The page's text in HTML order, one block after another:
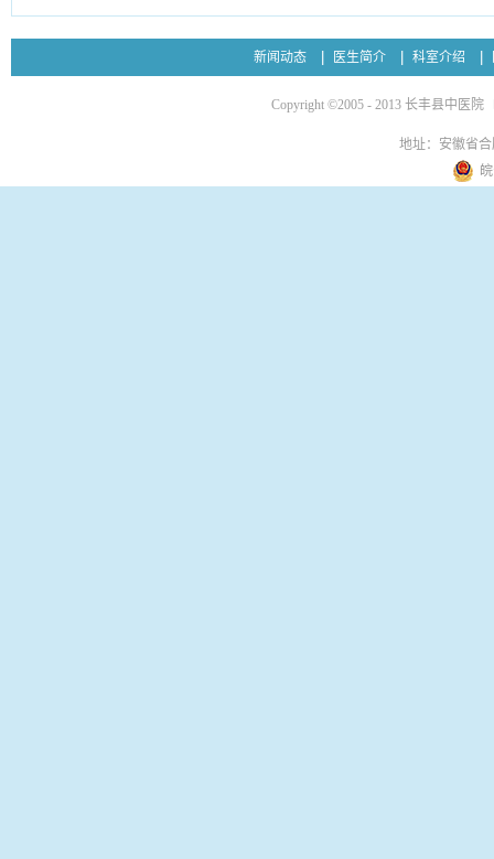
新闻动态 医生简介 科室介绍
Copyright ©2005 - 2013 长丰县中医院
地址：安徽省